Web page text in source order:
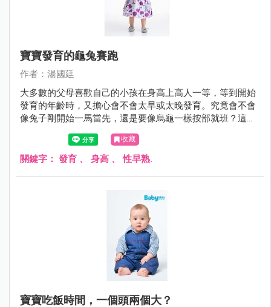
寶寶發育的龜兔賽跑
作者：湯國廷
大多數的父母喜歡自己的小孩在身高上高人一等，等到開始
發育的年齡時，又擔心會不會太早或太晚發育。究竟會不會
像兔子剛開始一馬當先，還是要像烏龜一樣按部就班？這個
問題時常困擾著父母。
收藏
關鍵字： 發育 、 身高 、性早熟.
寶寶吃飯時間，一個頭兩個大？